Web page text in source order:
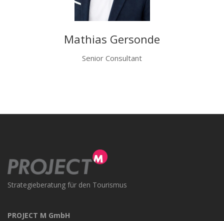
Mathias Gersonde
Senior Consultant
Strategieberatung für den Tourismus
PROJECT M GmbH